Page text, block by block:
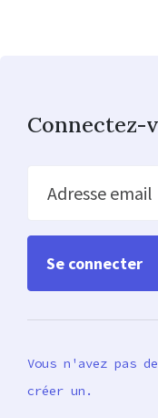
Connectez-
Adresse email
Vous n'avez pas
créer un.